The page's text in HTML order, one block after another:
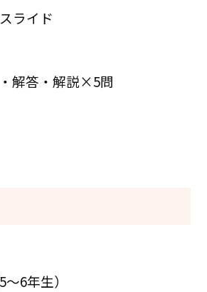
ライド
解答・解説×5問
6年生）